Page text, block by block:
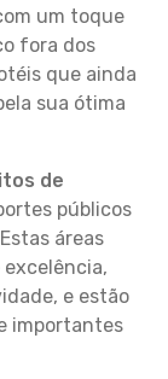
um toque
fora dos
que ainda
sua ótima
de
públicos
áreas
e estão
importantes